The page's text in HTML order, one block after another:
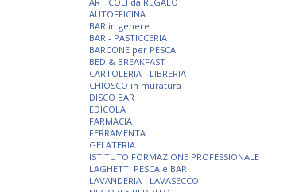
AUTOFFICINA
BAR in genere
BAR - PASTICCERIA
BARCONE per PESCA
BED & BREAKFAST
CARTOLERIA - LIBRERIA
CHIOSCO in muratura
DISCO BAR
EDICOLA
FARMACIA
FERRAMENTA
GELATERIA
ISTITUTO FORMAZIONE PROFESSIONALE
LAGHETTI PESCA e BAR
LAVANDERIA - LAVASECCO